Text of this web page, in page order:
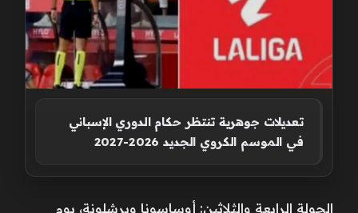
تعديلات جوهرية تنتظر حكام الدوري الإسباني
في الموسم الكروي الجديد 2026-2027
الجولة الرابعة والثلاثين: أوساسونا وبرشلونة، يوم